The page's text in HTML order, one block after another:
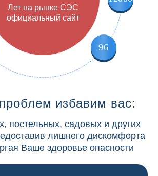
96
Лет на рынке СЭС
официальный сайт
избавим вас:
постельных, садовых и других
лишнего дискомфорта
Ваше здоровье опасности